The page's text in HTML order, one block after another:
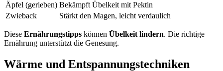
Äpfel (gerieben) Bekämpft Übelkeit mit Pektin
Zwieback
Stärkt den Magen, leicht verdaulich
Diese Ernährungstipps können Übelkeit lindern. Die richtige
Ernährung unterstützt die Genesung.
Wärme und Entspannungstechniken